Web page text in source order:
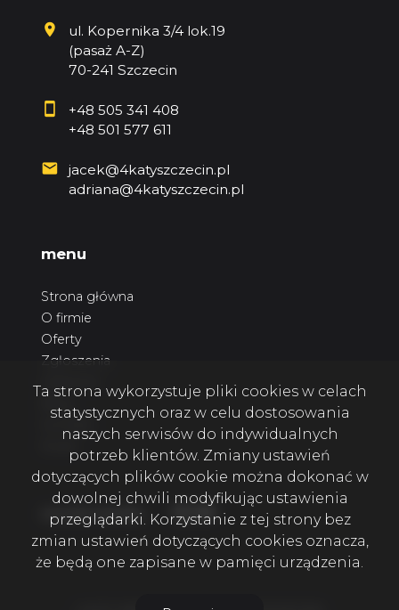
ul. Kopernika 3/4 lok.19
(pasaż A-Z)
70-241 Szczecin
+48 505 341 408
+48 501 577 611
jacek@4katyszczecin.pl
adriana@4katyszczecin.pl
menu
Strona główna
O firmie
Oferty
Zgłoszenia
Kontakt
social media Facebook
Facebook
Facebook
Ta strona wykorzystuje pliki cookies w celach
statystycznych oraz w celu dostosowania
naszych serwisów do indywidualnych
potrzeb klientów. Zmiany ustawień
dotyczących plików cookie można dokonać w
dowolnej chwili modyfikując ustawienia
przeglądarki. Korzystanie z tej strony bez
zmian ustawień dotyczących cookies oznacza,
że będą one zapisane w pamięci urządzenia.